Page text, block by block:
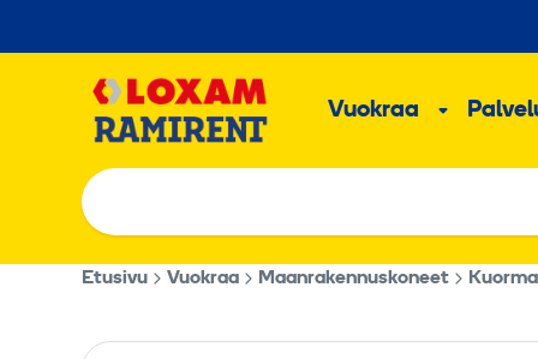
sisältöön
Vuokraa
Etusivu Vuokraa Maanrakennuskoneet